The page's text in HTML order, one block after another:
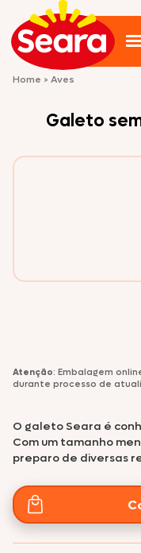
Home > Aves
Galeto
Atenção: Embalagem
durante processo de
O galeto Seara é
Com um tamanho
preparo de diversas